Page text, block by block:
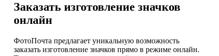
Заказать изготовление значков
онлайн
ФотоПочта предлагает уникальную возможность
заказать изготовление значков прямо в режиме онлайн.